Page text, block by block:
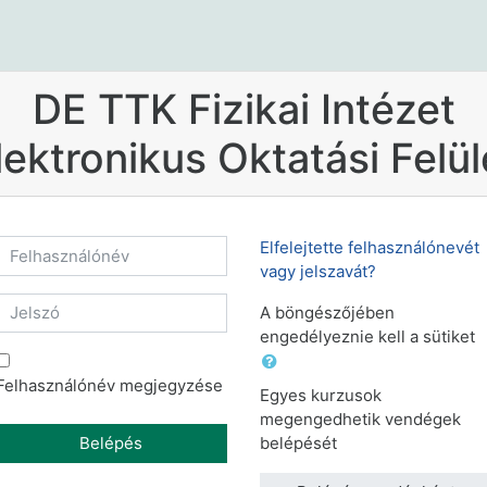
DE TTK Fizikai Intézet
Oktatási
Felhasználónév
Jelszó
megjegyzése
Belépés
Elfelejtette felhasználónevét
vagy jelszavát?
A böngészőjében
engedélyeznie kell a sütiket
Egyes kurzusok
megengedhetik vendégek
belépését